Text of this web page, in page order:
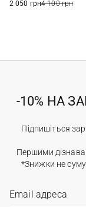
2 050 грн4 100 грн
-10% НА
Підпишіться
Першими
*Знижки не